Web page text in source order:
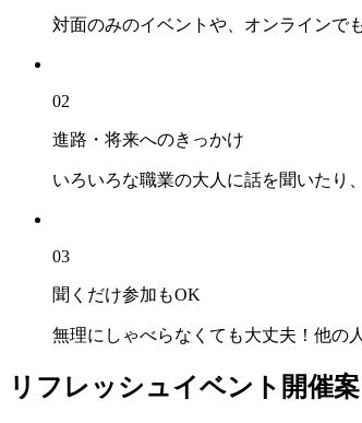
対面のみのイベントや、オンラインで
02
進路・将来へのきっかけ
いろいろな職業の大人に話を聞いたり
03
聞くだけ参加もOK
無理にしゃべらなくても大丈夫！他の
リフレッシュイベント開催